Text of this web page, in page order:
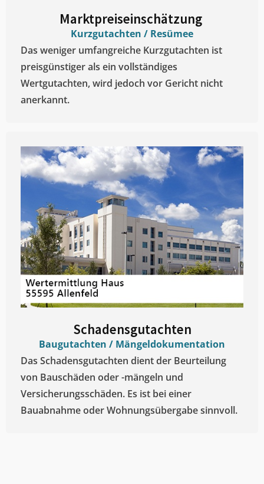
Marktpreiseinschätzung ​
Kurzgutachten / Resümee
Das weniger umfangreiche Kurzgutachten ist
preisgünstiger als ein vollständiges
Wertgutachten, wird jedoch vor Gericht nicht
anerkannt.
Schadensgutachten
Baugutachten / Mängeldokumentation
Das Schadensgutachten dient der Beurteilung
von Bauschäden oder -mängeln und
Versicherungsschäden. Es ist bei einer
Bauabnahme oder Wohnungsübergabe sinnvoll.